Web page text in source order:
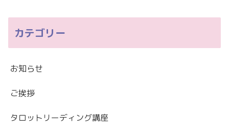
カテゴリー
お知らせ
ご挨拶
タロットリーディング講座